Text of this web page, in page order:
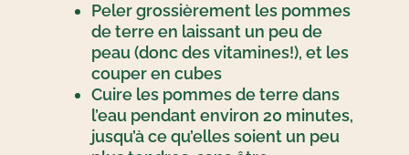
Peler grossièrement les pommes
de terre en laissant un peu de
peau (donc des vitamines!), et les
couper en cubes
Cuire les pommes de terre dans
l’eau pendant environ 20 minutes,
jusqu’à ce qu’elles soient un peu